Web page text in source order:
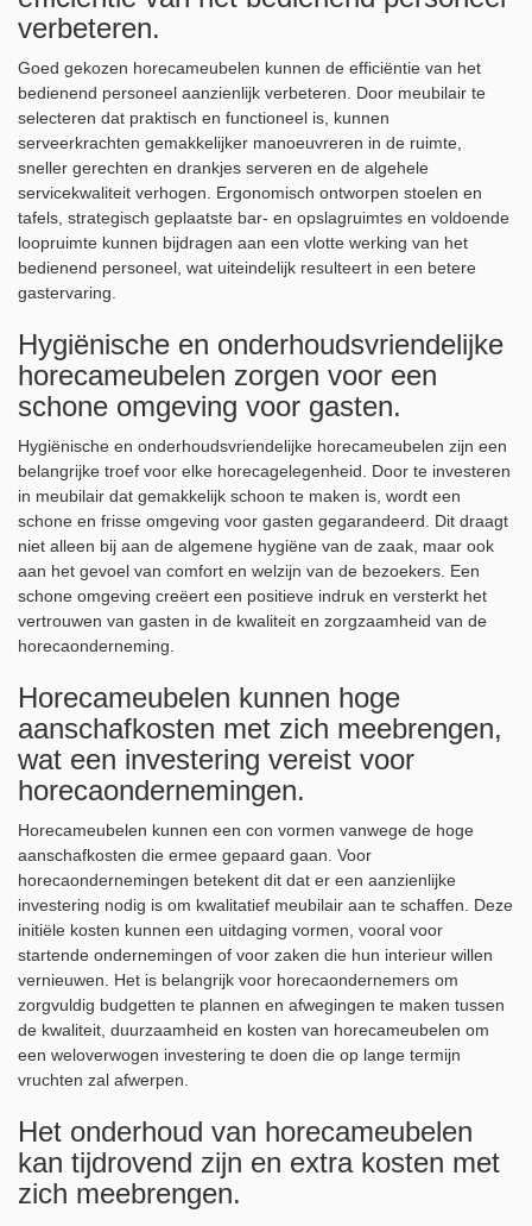
verbeteren.
Goed gekozen horecameubelen kunnen de efficiëntie van het
bedienend personeel aanzienlijk verbeteren. Door meubilair te
selecteren dat praktisch en functioneel is, kunnen
serveerkrachten gemakkelijker manoeuvreren in de ruimte,
sneller gerechten en drankjes serveren en de algehele
servicekwaliteit verhogen. Ergonomisch ontworpen stoelen en
tafels, strategisch geplaatste bar- en opslagruimtes en voldoende
loopruimte kunnen bijdragen aan een vlotte werking van het
bedienend personeel, wat uiteindelijk resulteert in een betere
gastervaring.
Hygiënische en onderhoudsvriendelijke
horecameubelen zorgen voor een
schone omgeving voor gasten.
Hygiënische en onderhoudsvriendelijke horecameubelen zijn een
belangrijke troef voor elke horecagelegenheid. Door te investeren
in meubilair dat gemakkelijk schoon te maken is, wordt een
schone en frisse omgeving voor gasten gegarandeerd. Dit draagt
niet alleen bij aan de algemene hygiëne van de zaak, maar ook
aan het gevoel van comfort en welzijn van de bezoekers. Een
schone omgeving creëert een positieve indruk en versterkt het
vertrouwen van gasten in de kwaliteit en zorgzaamheid van de
horecaonderneming.
Horecameubelen kunnen hoge
aanschafkosten met zich meebrengen,
wat een investering vereist voor
horecaondernemingen.
Horecameubelen kunnen een con vormen vanwege de hoge
aanschafkosten die ermee gepaard gaan. Voor
horecaondernemingen betekent dit dat er een aanzienlijke
investering nodig is om kwalitatief meubilair aan te schaffen. Deze
initiële kosten kunnen een uitdaging vormen, vooral voor
startende ondernemingen of voor zaken die hun interieur willen
vernieuwen. Het is belangrijk voor horecaondernemers om
zorgvuldig budgetten te plannen en afwegingen te maken tussen
de kwaliteit, duurzaamheid en kosten van horecameubelen om
een weloverwogen investering te doen die op lange termijn
vruchten zal afwerpen.
Het onderhoud van horecameubelen
kan tijdrovend zijn en extra kosten met
zich meebrengen.